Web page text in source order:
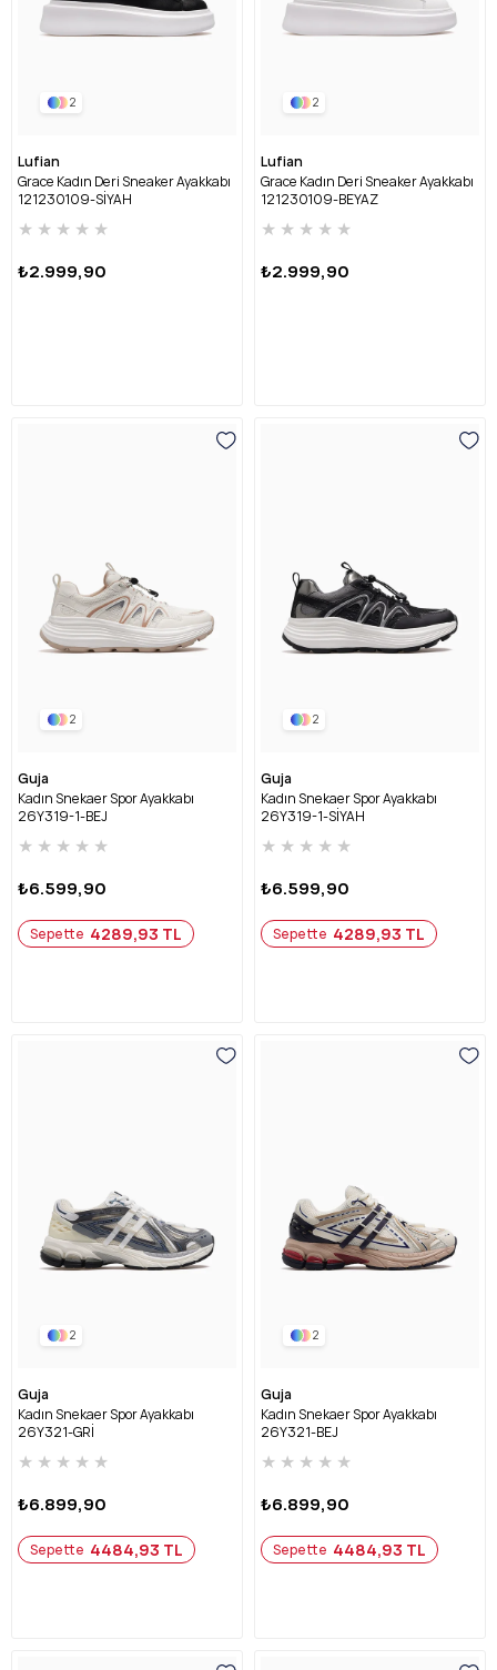
2
Lufian
Grace Kadın Deri Sneaker Ayakkabı
121230109-SİYAH
★ ★ ★ ★ ★
₺2.999,90
2
Lufian
Grace Kadın Deri Sneaker Ayakkabı
121230109-BEYAZ
★ ★ ★ ★ ★
₺2.999,90
2
Guja
Kadın Snekaer Spor Ayakkabı
26Y319-1-BEJ
★ ★ ★ ★ ★
₺6.599,90
Sepette 4289,93 TL
2
Guja
Kadın Snekaer Spor Ayakkabı
26Y319-1-SİYAH
★ ★ ★ ★ ★
₺6.599,90
Sepette 4289,93 TL
2
Guja
Kadın Snekaer Spor Ayakkabı
26Y321-GRİ
★ ★ ★ ★ ★
₺6.899,90
Sepette 4484,93 TL
2
Guja
Kadın Snekaer Spor Ayakkabı
26Y321-BEJ
★ ★ ★ ★ ★
₺6.899,90
Sepette 4484,93 TL